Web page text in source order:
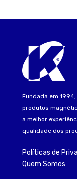
Fundada em
produtos
a melhor
qualidade dos
Políticas de
Quem Somos